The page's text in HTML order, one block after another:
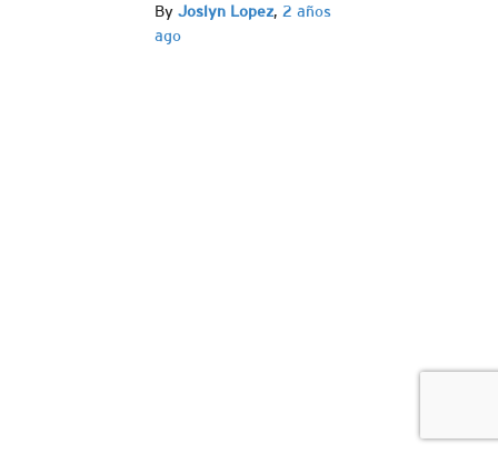
By Joslyn Lopez, 2 años
ago